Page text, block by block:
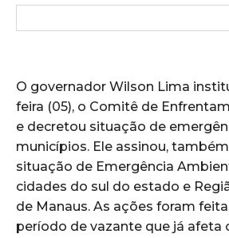
O governador Wilson Lima
feira (05), o Comitê de
e decretou situação de
municípios. Ele assinou,
situação de Emergência
cidades do sul do estado e
de Manaus. As ações foram
período de vazante que já afeta